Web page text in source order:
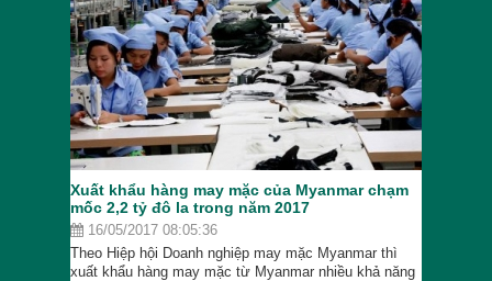
Xuất khẩu hàng may mặc của Myanmar chạm
mốc 2,2 tỷ đô la trong năm 2017
16/05/2017 08:05:36
Theo Hiệp hội Doanh nghiệp may mặc Myanmar thì
xuất khẩu hàng may mặc từ Myanmar nhiều khả năng